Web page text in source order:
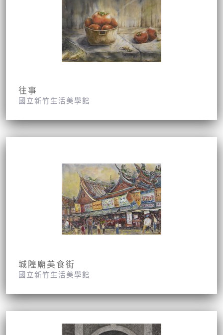
往事
國立新竹生活美學館
城隍廟美食街
國立新竹生活美學館